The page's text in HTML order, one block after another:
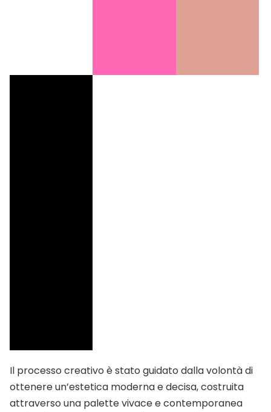
Il processo creativo è stato guidato dalla volontà di
ottenere un’estetica moderna e decisa, costruita
attraverso una palette vivace e contemporanea